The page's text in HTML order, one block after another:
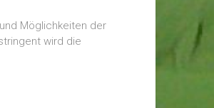
Möglichkeiten der
wird die